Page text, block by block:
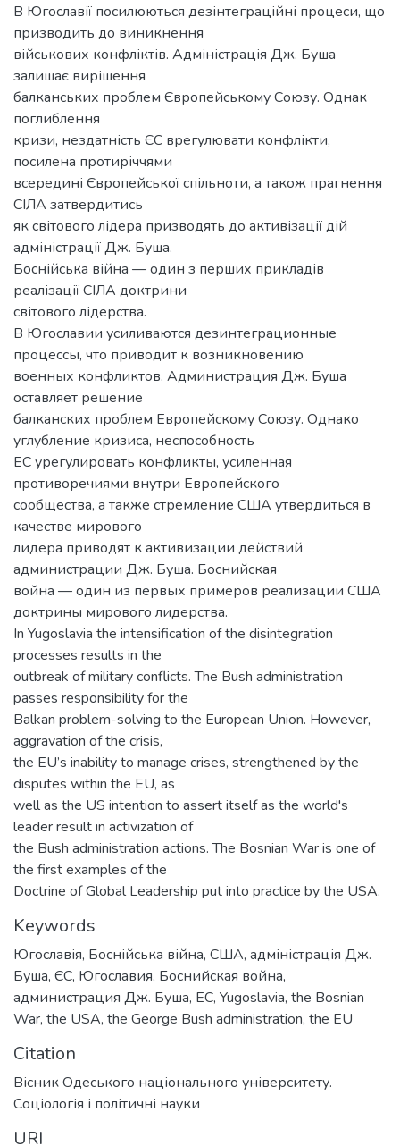
В Югославії посилюються дезінтеграційні процеси, що
призводить до виникнення
військових конфліктів. Адміністрація Дж. Буша
залишає вирішення
балканських проблем Європейському Союзу. Однак
поглиблення
кризи, нездатність ЄС врегулювати конфлікти,
посилена протиріччями
всередині Європейської спільноти, а також прагнення
СІЛА затвердитись
як світового лідера призводять до активізації дій
адміністрації Дж. Буша.
Боснійська війна — один з перших прикладів
реалізації СІЛА доктрини
світового лідерства.
В Югославии усиливаются дезинтеграционные
процессы, что приводит к возникновению
военных конфликтов. Администрация Дж. Буша
оставляет решение
балканских проблем Европейскому Союзу. Однако
углубление кризиса, неспособность
ЕС урегулировать конфликты, усиленная
противоречиями внутри Европейского
сообщества, а также стремление США утвердиться в
качестве мирового
лидера приводят к активизации действий
администрации Дж. Буша. Боснийская
война — один из первых примеров реализации США
доктрины мирового лидерства.
In Yugoslavia the intensification of the disintegration
processes results in the
outbreak of military conflicts. The Bush administration
passes responsibility for the
Balkan problem-solving to the European Union. However,
aggravation of the crisis,
the EU’s inability to manage crises, strengthened by the
disputes within the EU, as
well as the US intention to assert itself as the world's
leader result in activization of
the Bush administration actions. The Bosnian War is one of
the first examples of the
Doctrine of Global Leadership put into practice by the USA.
Keywords
Югославія, Боснійська війна, США, адміністрація Дж.
Буша, ЄС, Югославия, Боснийская война,
администрация Дж. Буша, ЕС, Yugoslavia, the Bosnian
War, the USA, the George Bush administration, the EU
Citation
Вісник Одеського національного університету.
Соціологія і політичні науки
URI